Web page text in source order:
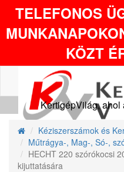
TELEFONOS
KÖZT
KertigépVilág, ahol
Kéziszerszámok és
Műtrágya-, Mag-, Só-,
HECHT 220 szórókocsi
kijuttatására